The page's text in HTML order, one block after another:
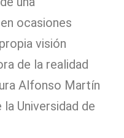
ocasiones
visión
de la realidad
Alfonso Martín
Universidad de